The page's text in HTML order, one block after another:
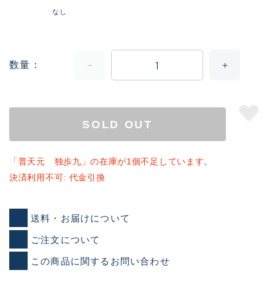
なし
数量
SOLD OUT
「普天元 独歩九」の在庫が1個不足しています。
決済利用不可: 代金引換
送料・お届けについて
ご注文について
この商品に関するお問い合わせ